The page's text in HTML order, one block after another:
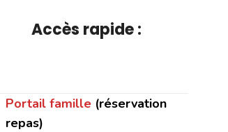
Accès rapide :
Portail famille (réservation
repas)